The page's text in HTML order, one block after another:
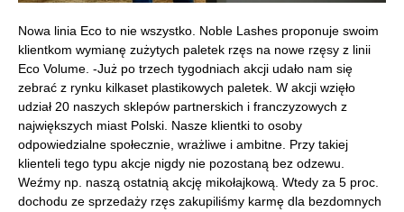
Nowa linia Eco to nie wszystko. Noble Lashes proponuje swoim
klientkom wymianę zużytych paletek rzęs na nowe rzęsy z linii
Eco Volume. -Już po trzech tygodniach akcji udało nam się
zebrać z rynku kilkaset plastikowych paletek. W akcji wzięło
udział 20 naszych sklepów partnerskich i franczyzowych z
największych miast Polski. Nasze klientki to osoby
odpowiedzialne społecznie, wrażliwe i ambitne. Przy takiej
klienteli tego typu akcje nigdy nie pozostaną bez odzewu.
Weźmy np. naszą ostatnią akcję mikołajkową. Wtedy za 5 proc.
dochodu ze sprzedaży rzęs zakupiliśmy karmę dla bezdomnych